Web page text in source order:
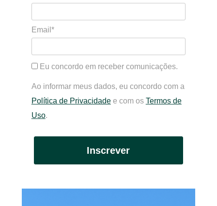
Email*
Eu concordo em receber comunicações.
Ao informar meus dados, eu concordo com a
Política de Privacidadee com os Termos de
Uso.
Inscrever